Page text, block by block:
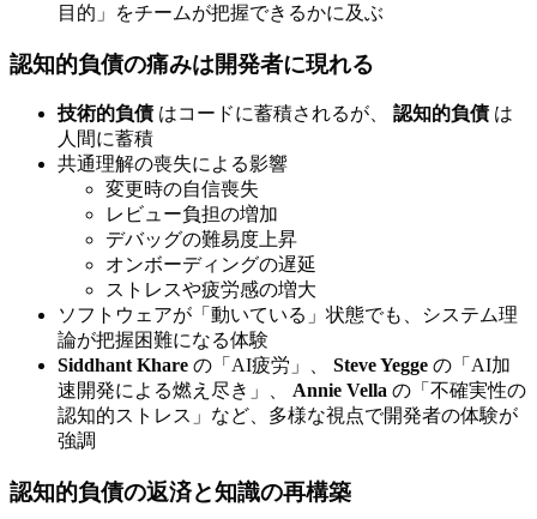
目的」をチームが把握できるかに及ぶ
認知的負債の痛みは開発者に現れる
技術的負債はコードに蓄積されるが、 認知的負債は
人間に蓄積
共通理解の喪失による影響
変更時の自信喪失
レビュー負担の増加
デバッグの難易度上昇
オンボーディングの遅延
ストレスや疲労感の増大
ソフトウェアが「動いている」状態でも、システム理
論が把握困難になる体験
Siddhant Khare の「AI疲労」、 Steve Yegge の「AI加
速開発による燃え尽き」、 Annie Vella の「不確実性の
認知的ストレス」など、多様な視点で開発者の体験が
強調
認知的負債の返済と知識の再構築